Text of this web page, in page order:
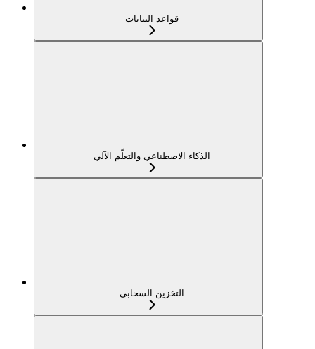
قواعد البيانات
الذكاء الاصطناعي والتعلّم الآلي
التخزين السحابي